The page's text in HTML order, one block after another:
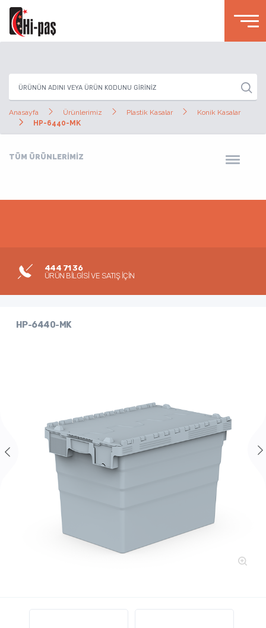
Anasayfa Ürünlerimiz Plastik Kasalar
Konik Kasalar
HP-6440-MK
TÜM ÜRÜNLERİMİZ
444 71 36
ÜRÜN BİLGİSİ VE SATIŞ İÇİN
HP-6440-MK